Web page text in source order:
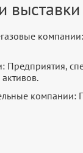
компании: